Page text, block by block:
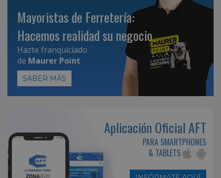
Mayoristas de Ferretería:
Hacemos realidad su negocio
Hazte franquiciado
de Maurer Point
SABER MÁS
Aplicación Oficial AFT
PARA SMARTPHONES
& TABLETS